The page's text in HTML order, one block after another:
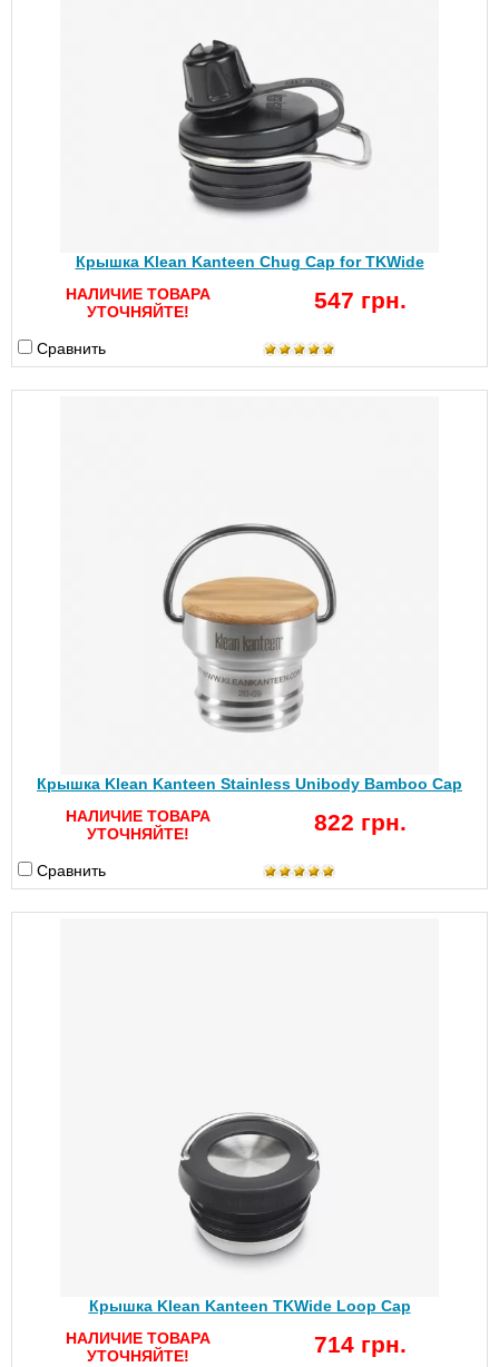
Крышка Klean Kanteen Chug Cap for TKWide
НАЛИЧИЕ ТОВАРА
УТОЧНЯЙТЕ!
547 грн.
Сравнить
Крышка Klean Kanteen Stainless Unibody Bamboo Cap
НАЛИЧИЕ ТОВАРА
УТОЧНЯЙТЕ!
822 грн.
Сравнить
Крышка Klean Kanteen TKWide Loop Cap
НАЛИЧИЕ ТОВАРА
УТОЧНЯЙТЕ!
714 грн.